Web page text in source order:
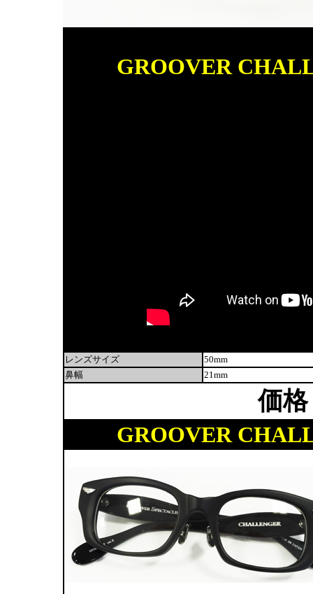
GROOVER
レンズサイズ
50mm
鼻幅
21mm
価格
GROOVER